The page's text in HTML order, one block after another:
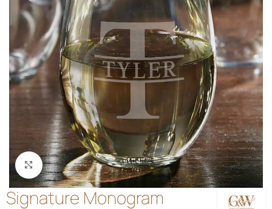
Klik om te vergroten
Signature Monogram